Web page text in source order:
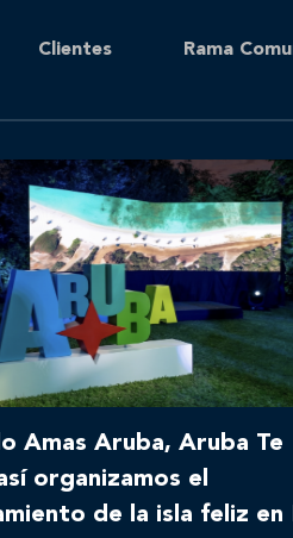
Clientes Rama
Amas Aruba, Aruba Te
organizamos el
de la isla feliz en